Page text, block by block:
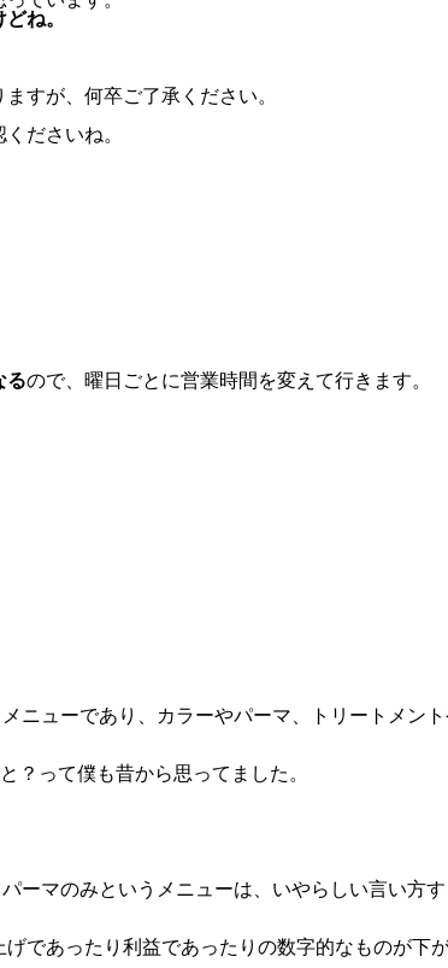
ね。
すが、何卒ご了承ください。
ださいね。
るので、曜日ごとに営業時間を変えて行きます。
ニューであり、カラーやパーマ、トリートメン
？って僕も昔から思ってました。
ーマのみというメニューは、いやらしい言い方
であったり利益であったりの数字的なものが下が